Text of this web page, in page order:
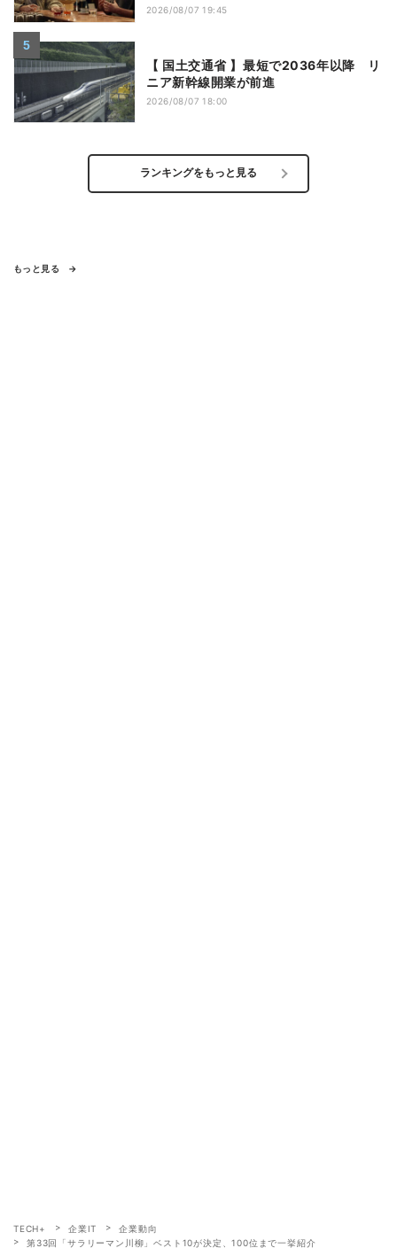
2026/08/07 19:45
【 国土交通省 】最短で2036年以降 リ
ニア新幹線開業が前進
2026/08/07 18:00
ランキングをもっと見る
もっと見る
TECH+ 企業IT
企業動向
第33回「サラリーマン川柳」ベスト10が決定、100位まで一挙紹介